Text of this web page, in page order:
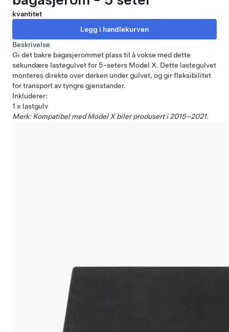
kvantitet
Beskrivelse
Gi det bakre bagasjerommet plass til å vokse med dette
sekundære lastegulvet for 5-seters Model X. Dette lastegulvet
monteres direkte over dørken under gulvet, og gir fleksibilitet
for transport av tyngre gjenstander.
Inkluderer:
1 x lastgulv
Merk: Kompatibel med Model X biler produsert i 2015–2021.